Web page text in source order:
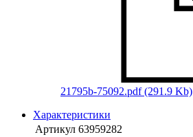
21795b-75092.pdf(291.9 Kb)
Характеристики
Артикул 63959282